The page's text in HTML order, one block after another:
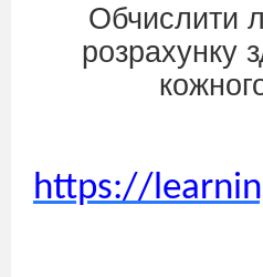
Обчислити
розрахунку
https://